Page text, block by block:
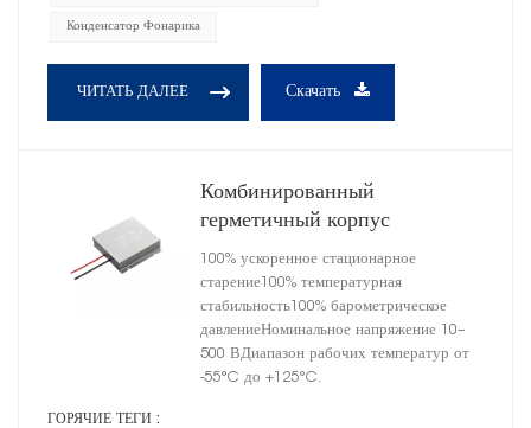
Конденсатор Фонарика
ЧИТАТЬ ДАЛЕЕ Скачать
Комбинированный
герметичный корпус
высокоэнергетического
танталового конденсатора,
размер E
100% ускоренное стационарное
старение100% температурная
стабильность100% барометрическое
давлениеНоминальное напряжение 10–
500 ВДиапазон рабочих температур от
-55°C до +125°C.
ГОРЯЧИЕ ТЕГИ :